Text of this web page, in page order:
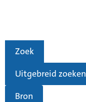
Zoek
Uitgebreid zoeken
Bron